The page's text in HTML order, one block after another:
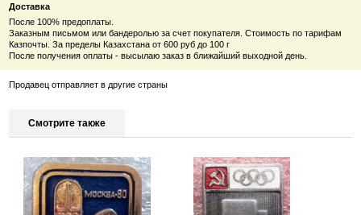
Доставка
После 100% предоплаты.
Заказным письмом или бандеролью за счет покупателя. Стоимость по тарифам
Казпочты. За пределы Казахстана от 600 руб до 100 г
После получения оплаты - высылаю заказ в ближайший выходной день.
Продавец отправляет в другие страны
Смотрите также